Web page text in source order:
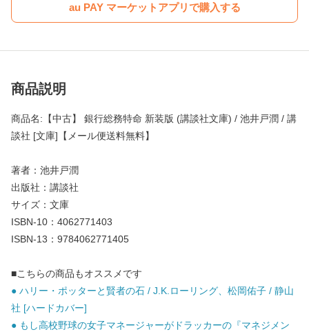
au PAY マーケットアプリで購入する
商品説明
商品名:【中古】 銀行総務特命 新装版 (講談社文庫) / 池井戸潤 / 講
談社 [文庫]【メール便送料無料】
著者：池井戸潤
出版社：講談社
サイズ：文庫
ISBN-10：4062771403
ISBN-13：9784062771405
■こちらの商品もオススメです
● ハリー・ポッターと賢者の石 / J.K.ローリング、松岡佑子 / 静山
社 [ハードカバー]
● もし高校野球の女子マネージャーがドラッカーの『マネジメン